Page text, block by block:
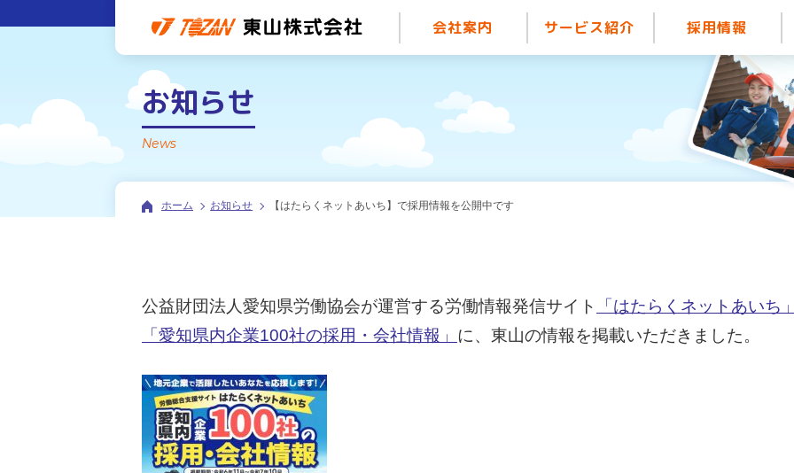
会社案内 サービス紹介 採用情報
お知らせ
News
ホーム お知らせ 【はたらくネットあいち】で採用情報を公開中です
公益財団法人愛知県労働協会が運営する労働情報発信サイト
「はたらくネットあいち
「愛知県内企業100社の採用・会社情報」 に、東山の情報を掲載いただきました。